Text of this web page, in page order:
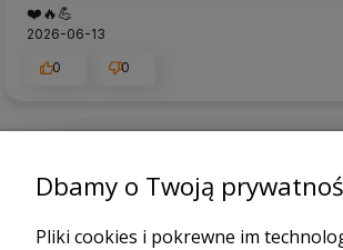
❤️🔥💪
2026-06-13
0
0
Dbamy o Twoją
Pliki cookies i pokrewne im